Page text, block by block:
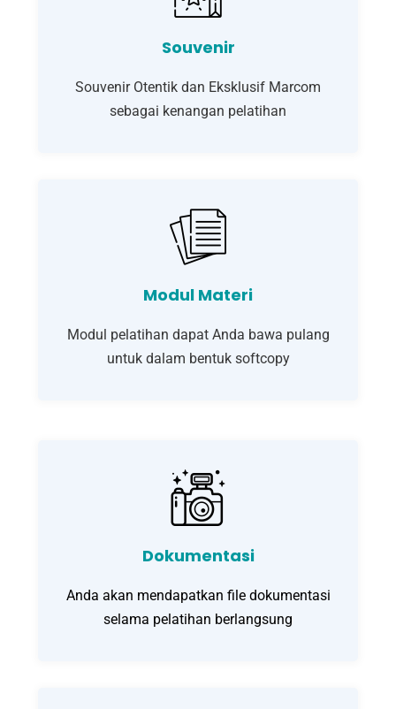
Souvenir
Souvenir Otentik dan Eksklusif Marcom
sebagai kenangan pelatihan
Modul Materi
Modul pelatihan dapat Anda bawa pulang
untuk dalam bentuk softcopy
Dokumentasi
Anda akan mendapatkan file dokumentasi
selama pelatihan berlangsung